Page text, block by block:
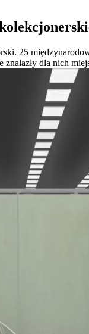
25
dla nich